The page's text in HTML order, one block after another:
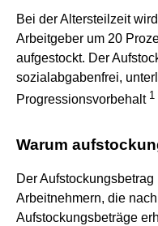
Bei der Altersteilzeit
Arbeitgeber um 20
aufgestockt. Der
sozialabgabenfrei,
Progressionsvorbehalt 1
Warum
Der
Arbeitnehmern, die
Aufstockungsbeträge